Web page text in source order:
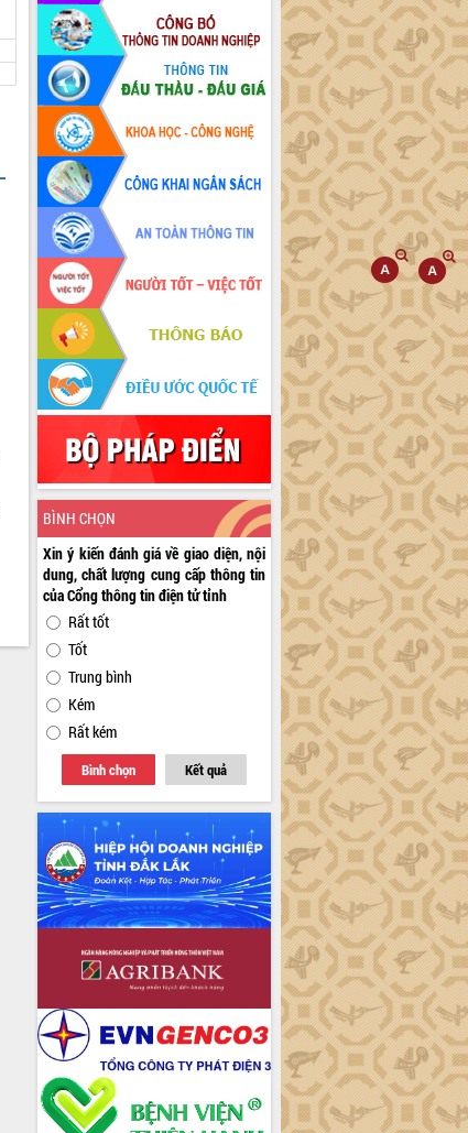
BÌNH CHỌN
Xin ý kiến đánh giá về giao diện, nội
dung, chất lượng cung cấp thông tin
của Cổng thông tin điện tử tỉnh
Rất tốt
Tốt
Trung bình
Kém
Rất kém
Bình chọn Kết quả